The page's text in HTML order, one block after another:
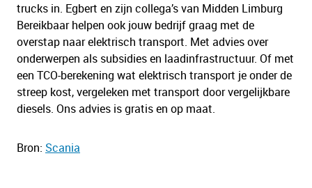
trucks in. Egbert en zijn collega’s van Midden Limburg
Bereikbaar helpen ook jouw bedrijf graag met de
overstap naar elektrisch transport. Met advies over
onderwerpen als subsidies en laadinfrastructuur. Of met
een TCO-berekening wat elektrisch transport je onder de
streep kost, vergeleken met transport door vergelijkbare
diesels. Ons advies is gratis en op maat.
Bron: Scania